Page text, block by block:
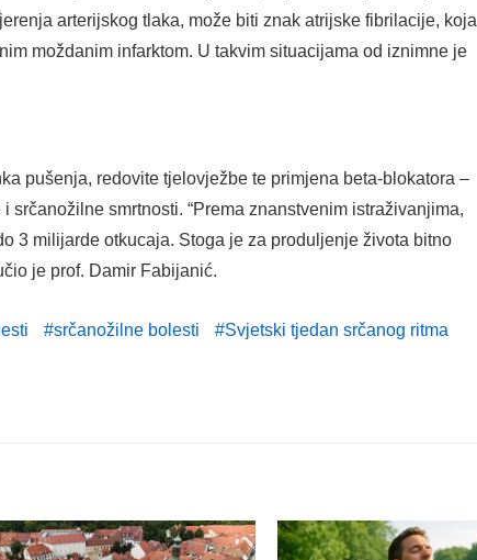
arterijskog tlaka, može biti znak atrijske fibrilacije, koja
moždanim infarktom. U takvim situacijama od iznimne je
pušenja, redovite tjelovježbe te primjena beta-blokatora –
smrtnosti. “Prema znanstvenim istraživanjima,
3 milijarde otkucaja. Stoga je za produljenje života bitno
je prof. Damir Fabijanić.
srčanožilne bolesti
Svjetski tjedan srčanog ritma